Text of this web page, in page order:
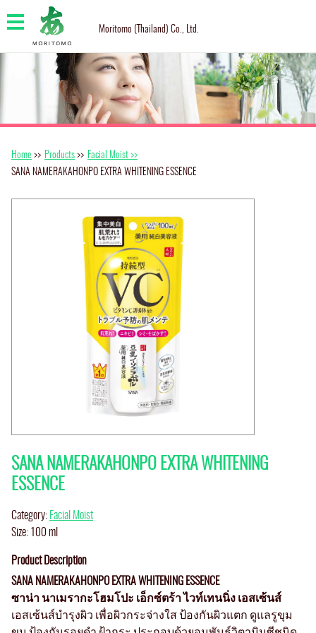
Moritomo (Thailand) Co., Ltd.
Home >> Products >> Facial Moist >>
SANA NAMERAKAHONPO EXTRA WHITENING ESSENCE
SANA NAMERAKAHONPO EXTRA WHITENING
ESSENCE
Category: Facial Moist
Size: 100 ml
Product Description
SANA NAMERAKAHONPO EXTRA WHITENING ESSENCE
ซาน่า นาเมรากะโฮมโปะ เอ็กซ์ตร้า ไวท์เทนนิ่ง เอสเซ้นส์
เอสเซ้นส์บำรุงผิว เพื่อผิวกระจ่างใส ป้องกันผิวแตก ดูแลรูขุม